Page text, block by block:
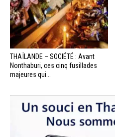
THAÏLANDE – SOCIÉTÉ : Avant
Nonthaburi, ces cinq fusillades
majeures qui...